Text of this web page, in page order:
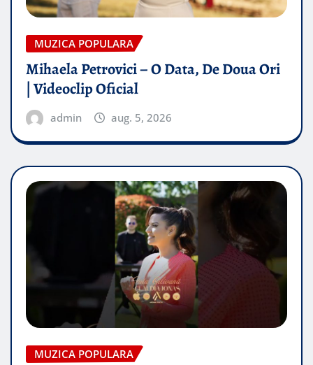
MUZICA POPULARA
Mihaela Petrovici – O Data, De Doua Ori
| Videoclip Oficial
admin aug. 5, 2026
MUZICA POPULARA